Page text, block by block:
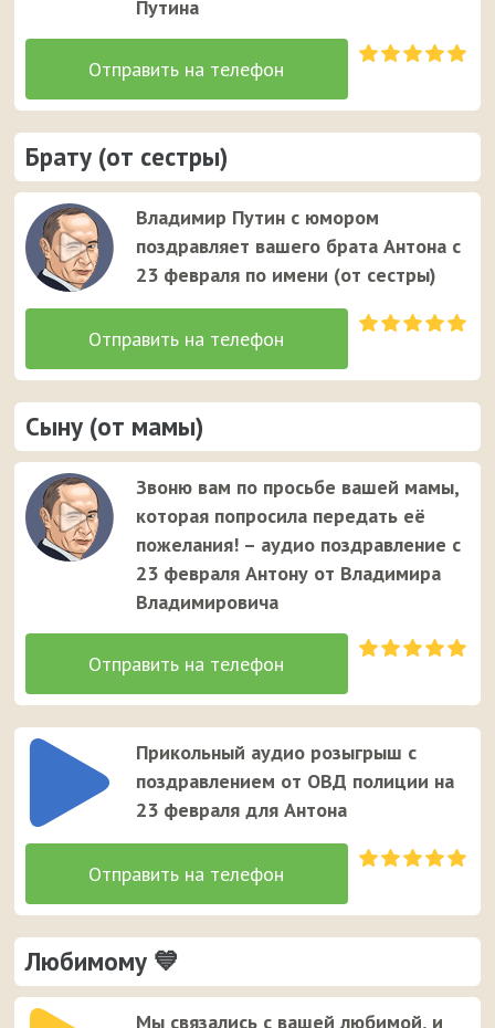
Путина
Брату (от сестры)
Владимир Путин с юмором
поздравляет вашего брата Антона с
23 февраля по имени (от сестры)
Сыну (от мамы)
Звоню вам по просьбе вашей мамы,
которая попросила передать её
пожелания! – аудио поздравление с
23 февраля Антону от Владимира
Владимировича
Прикольный аудио розыгрыш с
поздравлением от ОВД полиции на
23 февраля для Антона
Любимому 💙
Мы связались с вашей любимой, и